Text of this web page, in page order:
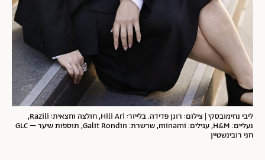
ליבי נחימובסקי | צילום: רונן פדידה. בלייזר: Hili Ari, חולצה וחצאית: Razili,
נעליים: H&M, עגילים: minami, שרשרת: Galit Rondin, תוספות שיער – GLC
חני רובינשטיין